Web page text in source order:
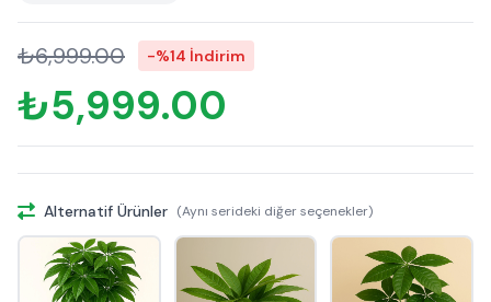
₺6,999.00 -%14 İndirim
₺5,999.00
Alternatif Ürünler (Aynı serideki diğer seçenekler)